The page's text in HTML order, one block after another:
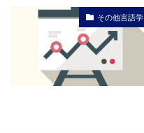
その他言語学